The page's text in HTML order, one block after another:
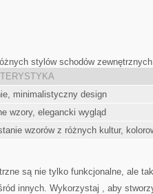
stylów schodów⁢ zewnętrznych
minimalistyczny‌ design
wzory, ⁣elegancki wygląd
wzorów‌ z różnych kultur,
są ‍nie tylko funkcjonalne, ale
innych. Wykorzystaj ,⁣ aby